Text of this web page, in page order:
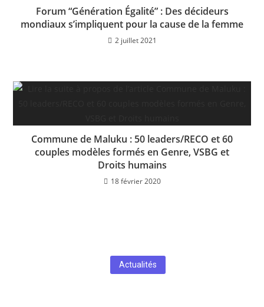
Forum “Génération Égalité” : Des décideurs
mondiaux s’impliquent pour la cause de la femme
2 juillet 2021
Commune de Maluku : 50 leaders/RECO et 60
couples modèles formés en Genre, VSBG et
Droits humains
18 février 2020
Actualités